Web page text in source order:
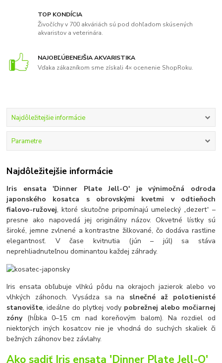
TOP KONDÍCIA
Živočíchy v 700 akváriách sú pod dohľadom skúsených
akvaristov a veterinára.
NAJOBĽÚBENEJŠIA AKVARISTIKA
Vďaka zákazníkom sme získali 4× ocenenie ShopRoku.
Najdôležitejšie informácie
Parametre
Najdôležitejšie informácie
Iris ensata 'Dinner Plate Jell-O' je výnimočná odroda
japonského kosatca s obrovskými kvetmi v odtieňoch
fialovo-ružovej, ktoré skutočne pripomínajú umelecký „dezert“ –
presne ako napovedá jej originálny názov. Okvetné lístky sú
široké, jemne zvlnené a kontrastne žilkované, čo dodáva rastline
elegantnosť. V čase kvitnutia (jún – júl) sa stáva
neprehliadnuteľnou dominantou každej záhrady.
Iris ensata obľubuje vlhkú pôdu na okrajoch jazierok alebo vo
vlhkých záhonoch. Vysádza sa na slnečné až polotienisté
stanovište, ideálne do plytkej vody pobrežnej alebo močiarnej
zóny (hĺbka 0–15 cm nad koreňovým balom). Na rozdiel od
niektorých iných kosatcov nie je vhodná do suchých skaliek či
bežných záhonov bez závlahy.
Ako sadiť Iris ensata 'Dinner Plate Jell-O'